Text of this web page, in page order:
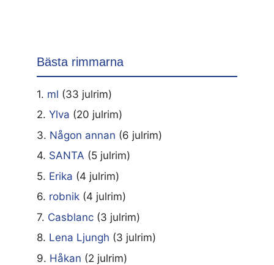
Bästa rimmarna
1. ml (33 julrim)
2. Ylva (20 julrim)
3. Någon annan (6 julrim)
4. SANTA (5 julrim)
5. Erika (4 julrim)
6. robnik (4 julrim)
7. Casblanc (3 julrim)
8. Lena Ljungh (3 julrim)
9. Håkan (2 julrim)